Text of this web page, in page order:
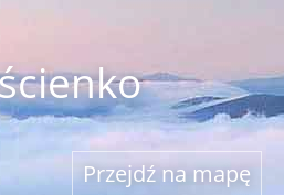
Przejdź na mapę